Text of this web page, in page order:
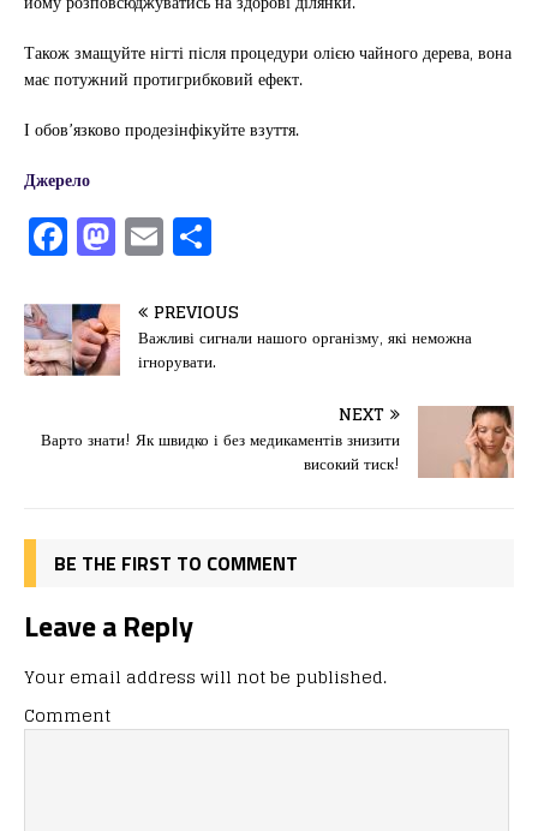
Також змащуйте нігті після процедури олією чайного дерева, вона
має потужний протигрибковий ефект.
І обов’язково продезінфікуйте взуття.
Джерело
F
a
c
e
b
o
o
M
a
st
o
d
o
n
E
m
ai
l
іл
и
т
ис
я
PREVIOUS
Важливі сигнали нашого організму, які неможна
ігнорувати.
NEXT
Варто знати! Як швидко і без медикаментів знизити
високий тиск!
BE THE FIRST TO COMMENT
Leave a Reply
Your email address will not be published.
Comment